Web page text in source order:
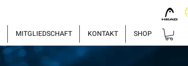
MITGLIEDSCHAFT KONTAKT SHOP